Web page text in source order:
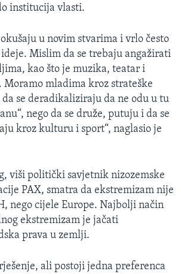
institucija vlasti.
u novim stvarima i vrlo često
Mislim da se trebaju angažirati
kao što je muzika, teatar i
mladima kroz strateške
se deradikaliziraju da ne odu u tu
nego da se druže, putuju i da se
kroz kulturu i sport“, naglasio je
viši politički savjetnik nizozemske
PAX, smatra da ekstremizam nije
nego cijele Europe. Najbolji način
ekstremizam je jačati
prava u zemlji.
ali postoji jedna preferenca